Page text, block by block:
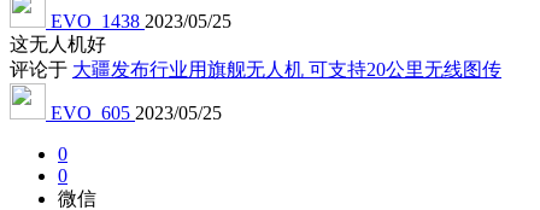
EVO_1438 2023/05/25
这无人机好
评论于 大疆发布行业用旗舰无人机 可支持20公里无线图传
EVO_605 2023/05/25
0
0
微信